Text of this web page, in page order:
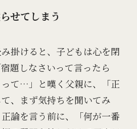
せてしまう
掛けると、子どもは心を閉
題しなさいって言ったら
って…」と嘆く父親に、「正
、まず気持ちを聞いてみ
論を言う前に、「何が一番